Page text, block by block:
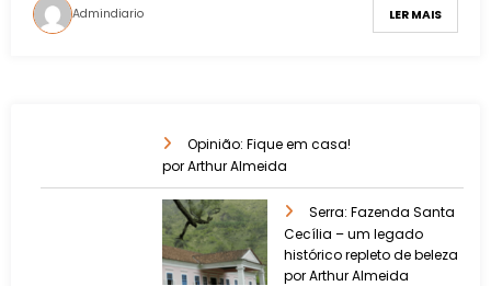
Admindiario LER MAIS
Opinião: Fique em casa!
por Arthur Almeida
Serra: Fazenda Santa
Cecília – um legado
histórico repleto de beleza
por Arthur Almeida